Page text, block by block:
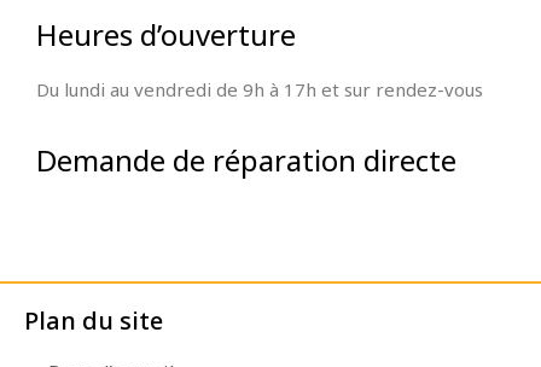
Heures d’ouverture
Du lundi au vendredi de 9h à 17h et sur rendez-vous
Demande de réparation directe
Plan du site